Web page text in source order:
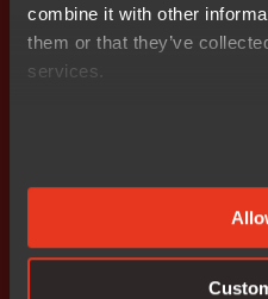
combine it with other
them or that they’ve
services.
综合开发
开发生命周期的复杂性并提